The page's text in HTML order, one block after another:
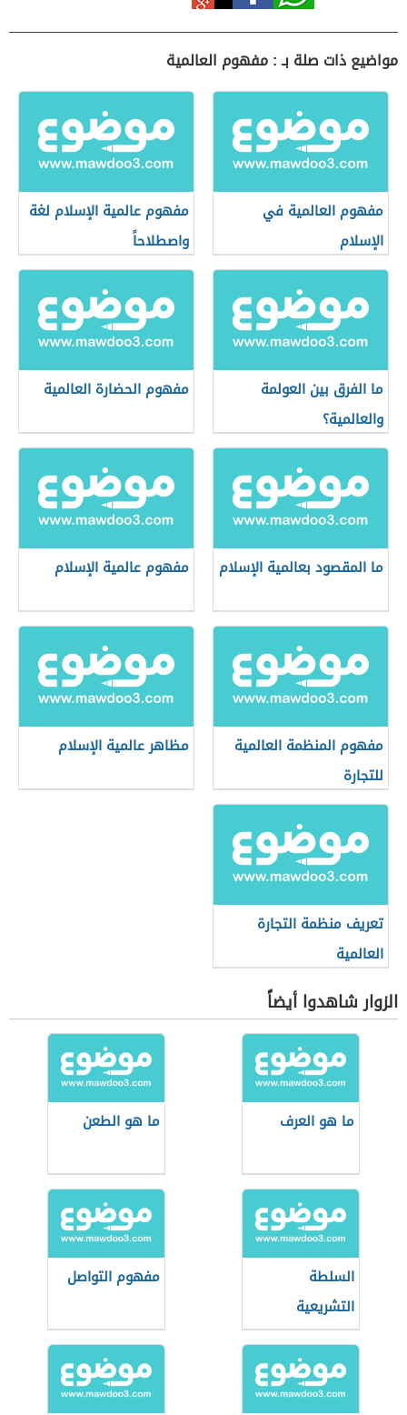
مواضيع ذات صلة بـ : مفهوم العالمية
مفهوم العالمية في
الإسلام
مفهوم عالمية الإسلام لغة
واصطلاحاً
ما الفرق بين العولمة
والعالمية؟
مفهوم الحضارة العالمية
ما المقصود بعالمية الإسلام مفهوم عالمية الإسلام
مفهوم المنظمة العالمية
للتجارة
مظاهر عالمية الإسلام
تعريف منظمة التجارة
العالمية
الزوار شاهدوا أيضاً
ما هو العرف ما هو الطعن
السلطة
التشريعية
مفهوم التواصل